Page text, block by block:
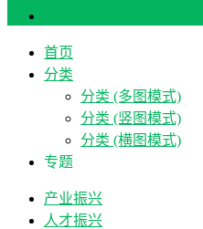
首页
分类
分类 (多图模式)
分类 (竖图模式)
分类 (横图模式)
专题
产业振兴
人才振兴